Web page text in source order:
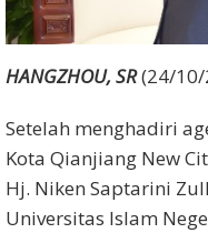
HANGZHOU, SR(24/
Setelah menghadiri
Kota Qianjiang New
Hj. Niken Saptarini
Universitas Islam